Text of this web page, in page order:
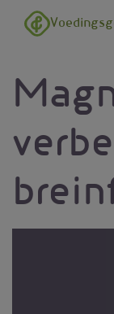
Overslaan en